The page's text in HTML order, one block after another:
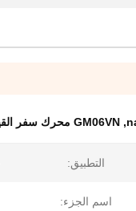
, GM06VN محرك سفر القيادة النهائية
التطبيق:
اسم الجزء: